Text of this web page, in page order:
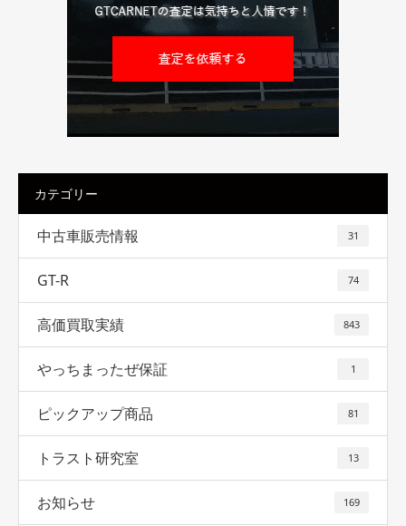
カテゴリー
中古車販売情報 31
GT-R 74
高価買取実績 843
やっちまったぜ保証 1
ピックアップ商品 81
トラスト研究室 13
お知らせ 169